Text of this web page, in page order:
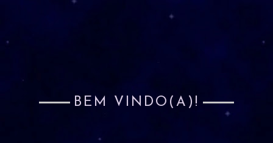
BEM VINDO(A)!